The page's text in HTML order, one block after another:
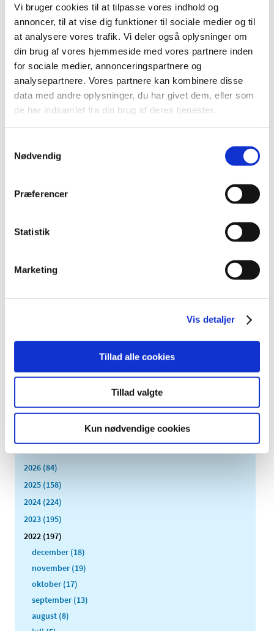
Vi bruger cookies til at tilpasse vores indhold og
annoncer, til at vise dig funktioner til sociale medier og til
at analysere vores trafik. Vi deler også oplysninger om
din brug af vores hjemmeside med vores partnere inden
for sociale medier, annonceringspartnere og
analysepartnere. Vores partnere kan kombinere disse
data med andre oplysninger, du har givet dem, eller som
de har indsamlet fra din brug af deres tjenester.
Nødvendig
Præferencer
Statistik
Marketing
Vis detaljer
Tillad alle cookies
Tillad valgte
Kun nødvendige cookies
5. januar 2022
Der er aktuelle problemer med forsyningen af Sutent
50mg, kapsler, hårde fra Pfizer.
Forsøgsordning med medicinsk cannabis
forlænget: læs om de nye vilkår
|4. januar 2022|
Opdatering af produktresumeer på grund af
der er godkendt efter den nationale procedure, den…
markedsdialog om vedligehold og
vedligehold og videreudvikling af en række vitale
… 8
2026 (84)
2025 (158)
2024 (224)
2023 (195)
2022 (197)
december (18)
november (19)
oktober (17)
september (13)
august (8)